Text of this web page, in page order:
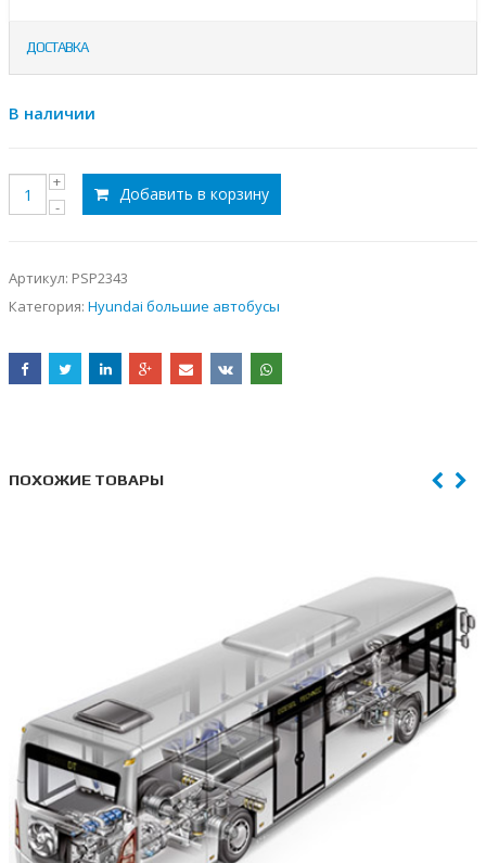
ДОСТАВКА
В наличии
Добавить в корзину
Артикул: PSP2343
Категория: Hyundai большие автобусы
ПОХОЖИЕ ТОВАРЫ